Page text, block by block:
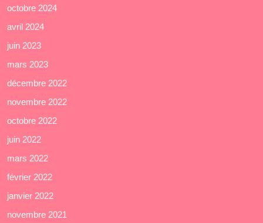
octobre 2024
avril 2024
juin 2023
mars 2023
décembre 2022
novembre 2022
octobre 2022
juin 2022
mars 2022
février 2022
janvier 2022
novembre 2021